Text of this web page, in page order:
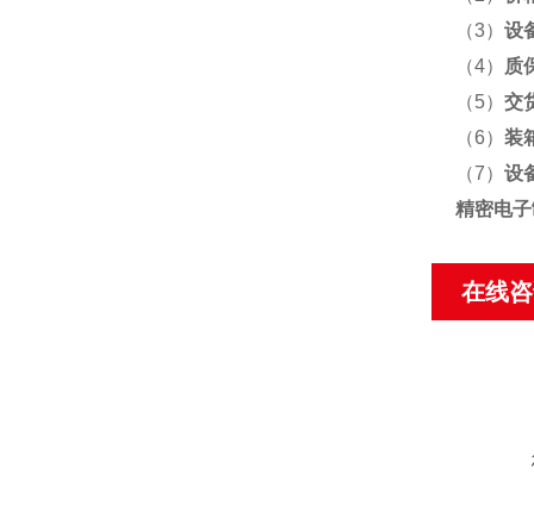
（3） 设
（4）
质
（5） 交
（6） 装
（7） 设
精密电
在线